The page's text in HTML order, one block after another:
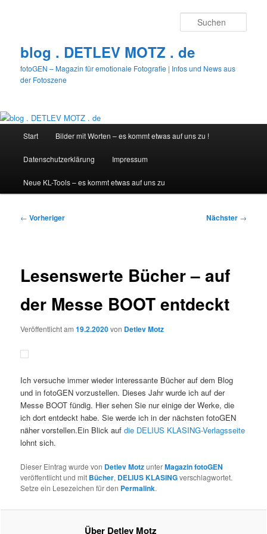
blog . DETLEV MOTZ . de
fotoGEN – Magazin für emotionale Fotografie | Infos und News aus
der Fotoszene
Start Bilder mit Worten – es kommt etwas auf uns zu !
Datenschutzerklärung Impressum
Neue KL-Tools – es kommt etwas auf uns zu
Beitragsnavigation
← Vorheriger Nächster →
Lesenswerte Bücher – auf
der Messe BOOT entdeckt
Veröffentlicht am19.2.2020von Detlev Motz
Ich versuche immer wieder interessante Bücher auf dem Blog
und in fotoGEN vorzustellen. Dieses Jahr wurde ich auf der
Messe BOOT fündig. Hier sehen Sie nur einige der Werke, die
ich dort entdeckt habe. Sie werde ich in der nächsten fotoGEN
näher vorstellen.Ein Blick aufdie DELIUS KLASING-Verlagsseite
lohnt sich.
Dieser Eintrag wurde von Detlev MotzunterMagazin fotoGEN
veröffentlicht und mit Bücher, DELIUS KLASINGverschlagwortet.
Setze ein Lesezeichen für den Permalink.
Über Detlev Motz